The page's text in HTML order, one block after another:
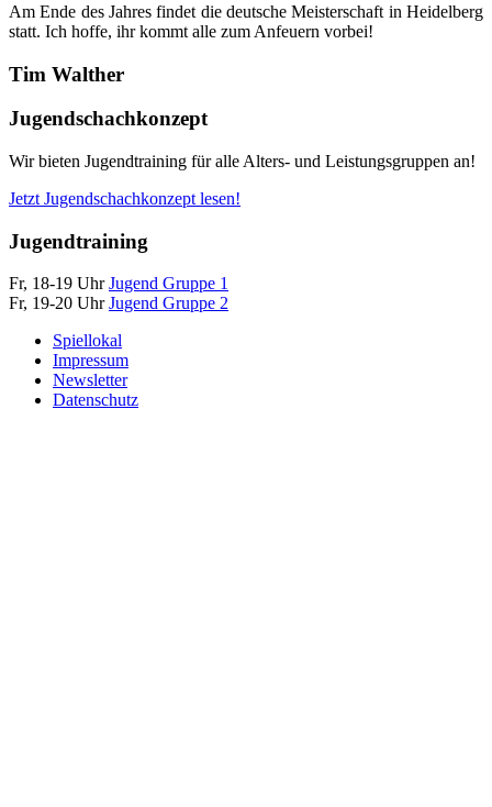
Am Ende des Jahres findet die deutsche Meisterschaft in Heidelberg
statt. Ich hoffe, ihr kommt alle zum Anfeuern vorbei!
Tim Walther
Jugendschachkonzept
Wir bieten Jugendtraining für alle Alters- und Leistungsgruppen an!
Jetzt Jugendschachkonzept lesen!
Jugendtraining
Fr, 18-19 UhrJugend Gruppe 1
Fr, 19-20 UhrJugend Gruppe 2
Spiellokal
Impressum
Newsletter
Datenschutz